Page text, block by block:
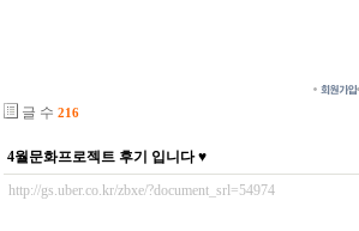
글 수 216
4월문화프로젝트 후기 입니다 ♥
http://gs.uber.co.kr/zbxe/?document_srl=54974